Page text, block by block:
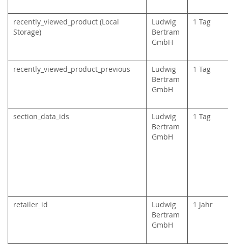
recently_viewed_product (Local
Storage)
Ludwig
Bertram
GmbH
1 Tag
recently_viewed_product_previous
Ludwig
Bertram
GmbH
1 Tag
section_data_ids
Ludwig
Bertram
GmbH
1 Tag
retailer_id
Ludwig
Bertram
GmbH
1 Jahr